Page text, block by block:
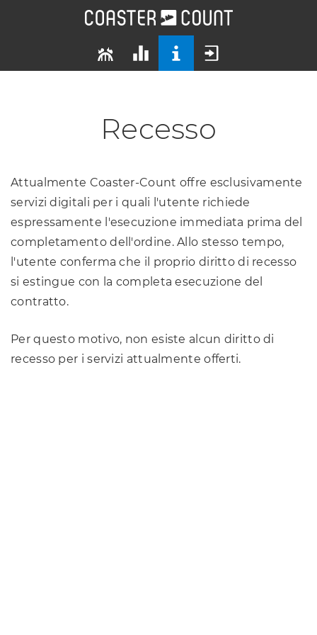
Recesso
Attualmente Coaster-Count offre esclusivamente
servizi digitali per i quali l'utente richiede
espressamente l'esecuzione immediata prima del
completamento dell'ordine. Allo stesso tempo,
l'utente conferma che il proprio diritto di recesso
si estingue con la completa esecuzione del
contratto.
Per questo motivo, non esiste alcun diritto di
recesso per i servizi attualmente offerti.